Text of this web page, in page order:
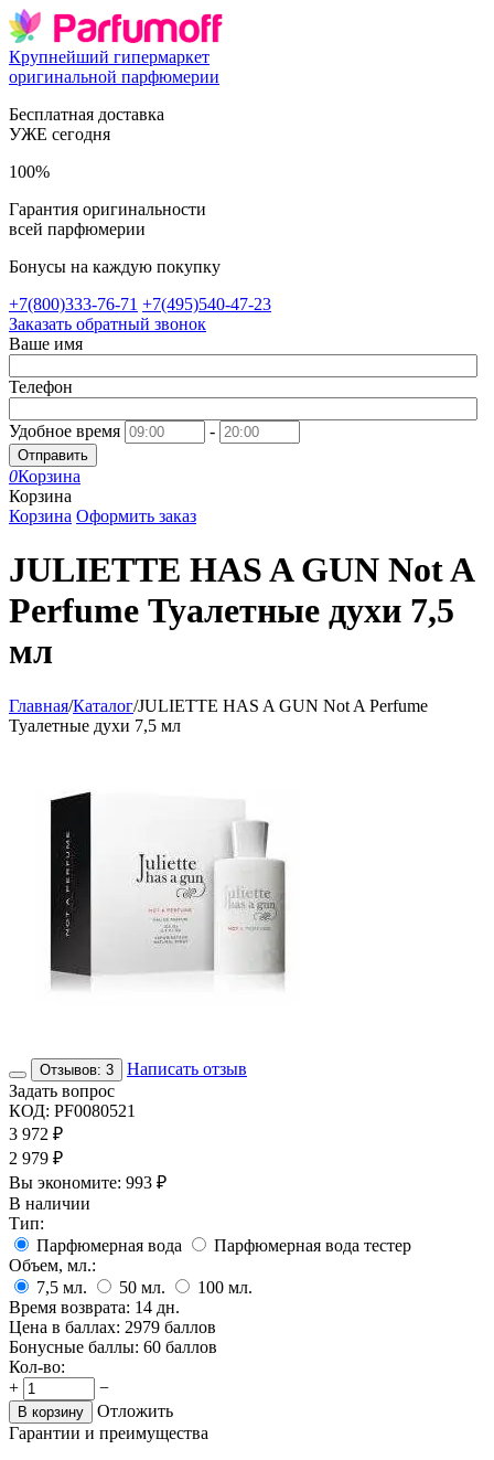
Крупнейший гипермаркет
оригинальной парфюмерии
Бесплатная доставка
УЖЕ сегодня
100%
Гарантия оригинальности
всей парфюмерии
Бонусы на каждую покупку
+7(800)333-76-71 +7(495)540-47-23
Заказать обратный звонок
Ваше имя
Телефон
Удобное время -
Отправить
0Корзина
Корзина
Корзина Оформить заказ
JULIETTE HAS A GUN Not A
Perfume Туалетные духи 7,5
мл
Главная/Каталог/JULIETTE HAS A GUN Not A Perfume
Туалетные духи 7,5 мл
Отзывов: 3
Написать отзыв
Задать вопрос
КОД: PF0080521
3 972 ₽
2 979 ₽
Вы экономите: 993 ₽
В наличии
Тип:
Парфюмерная вода
Парфюмерная вода тестер
Объем, мл.:
7,5 мл. 50 мл. 100 мл.
Время возврата: 14 дн.
Цена в баллах: 2979 баллов
Бонусные баллы: 60 баллов
Кол-во:
+
−
В корзину
Отложить
Гарантии и преимущества